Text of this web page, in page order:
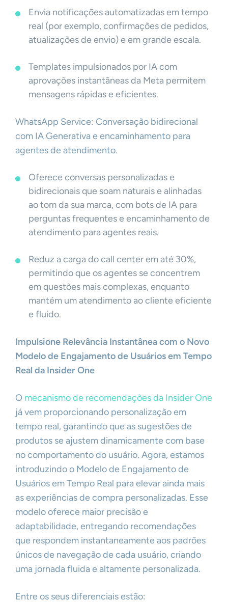
Envia notificações automatizadas em tempo
real (por exemplo, confirmações de pedidos,
atualizações de envio) e em grande escala.
Templates impulsionados por IA com
aprovações instantâneas da Meta permitem
mensagens rápidas e eficientes.
WhatsApp Service: Conversação bidirecional
com IA Generativa e encaminhamento para
agentes de atendimento.
Oferece conversas personalizadas e
bidirecionais que soam naturais e alinhadas
ao tom da sua marca, com bots de IA para
perguntas frequentes e encaminhamento de
atendimento para agentes reais.
Reduz a carga do call center em até 30%,
permitindo que os agentes se concentrem
em questões mais complexas, enquanto
mantém um atendimento ao cliente eficiente
e fluido.
Impulsione Relevância Instantânea com o Novo
Modelo de Engajamento de Usuários em Tempo
Real da Insider One
O mecanismo de recomendações da Insider One
já vem proporcionando personalização em
tempo real, garantindo que as sugestões de
produtos se ajustem dinamicamente com base
no comportamento do usuário. Agora, estamos
introduzindo o Modelo de Engajamento de
Usuários em Tempo Real para elevar ainda mais
as experiências de compra personalizadas. Esse
modelo oferece maior precisão e
adaptabilidade, entregando recomendações
que respondem instantaneamente aos padrões
únicos de navegação de cada usuário, criando
uma jornada fluida e altamente personalizada.
Entre os seus diferenciais estão: